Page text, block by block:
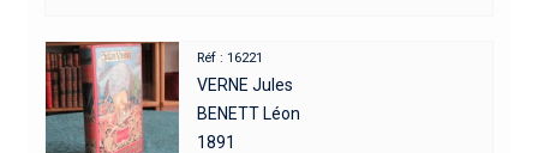
Réf : 16221
VERNE Jules
BENETT Léon
1891